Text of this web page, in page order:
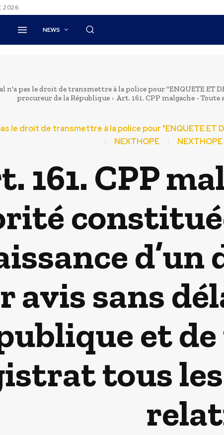
2026
NEWS
n'a pas le droit de transmettre à la police pour "ENQUETE ET
procureur de la République
Art. 161. CPP malgache -
le droit de transmettre à la police pour "ENQUETE ET
NEXTHOPE
161. CPP
d’un
avis sans
et
tous